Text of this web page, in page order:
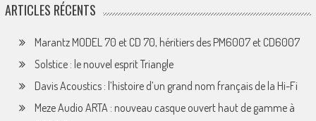
ARTICLES RÉCENTS
Marantz MODEL 70 et CD 70, héritiers des PM6007 et CD6007
Solstice : le nouvel esprit Triangle
Davis Acoustics : l’histoire d’un grand nom français de la Hi-Fi
Meze Audio ARTA : nouveau casque ouvert haut de gamme à